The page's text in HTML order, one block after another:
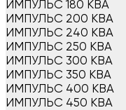
ИМПУЛЬС 180 КВА
ИМПУЛЬС 200 КВА
ИМПУЛЬС 240 КВА
ИМПУЛЬС 250 КВА
ИМПУЛЬС 300 КВА
ИМПУЛЬС 350 КВА
ИМПУЛЬС 400 КВА
ИМПУЛЬС 450 КВА